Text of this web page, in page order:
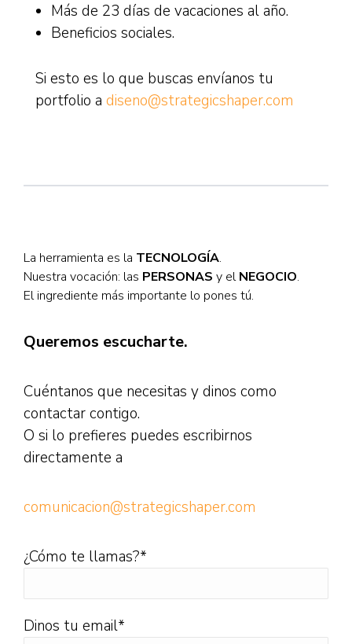
Más de 23 días de vacaciones al año.
Beneficios sociales.
Si esto es lo que buscas envíanos tu
portfolio a diseno@strategicshaper.com
La herramienta es la TECNOLOGÍA.
Nuestra vocación: las PERSONAS y elNEGOCIO.
El ingrediente más importante lo pones tú.
Queremos escucharte.
Cuéntanos que necesitas y dinos como
contactar contigo.
O si lo prefieres puedes escribirnos
directamente a
comunicacion@strategicshaper.com
¿Cómo te llamas?*
Dinos tu email*